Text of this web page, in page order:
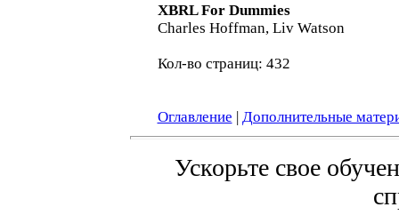
XBRL For Dummies
Charles Hoffman, Liv Watson
Кол-во страниц: 432
Оглавление | Дополнительные
Ускорьте свое